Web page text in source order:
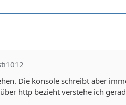
Die konsole schreibt aber
http bezieht verstehe ich